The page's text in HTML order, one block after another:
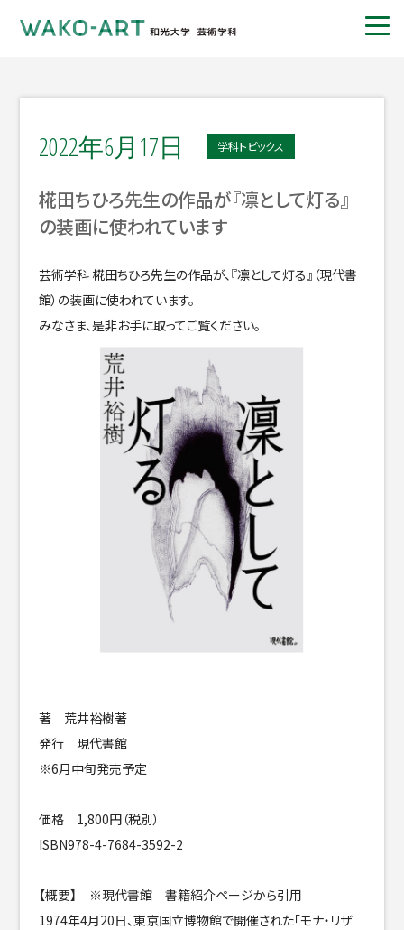
2022年6月17日 学科トピックス
椛田ちひろ先生の作品が『凛として灯る』
の装画に使われています
芸術学科 椛田ちひろ先生の作品が、『凛として灯る』（現代書
館）の装画に使われています。
みなさま、是非お手に取ってご覧ください。
著 荒井裕樹著
発行 現代書館
※6月中旬発売予定
価格 1,800円（税別）
ISBN978-4-7684-3592-2
【概要】 ※現代書館 書籍紹介ページから引用
1974年4月20日、東京国立博物館で開催された「モナ・リザ